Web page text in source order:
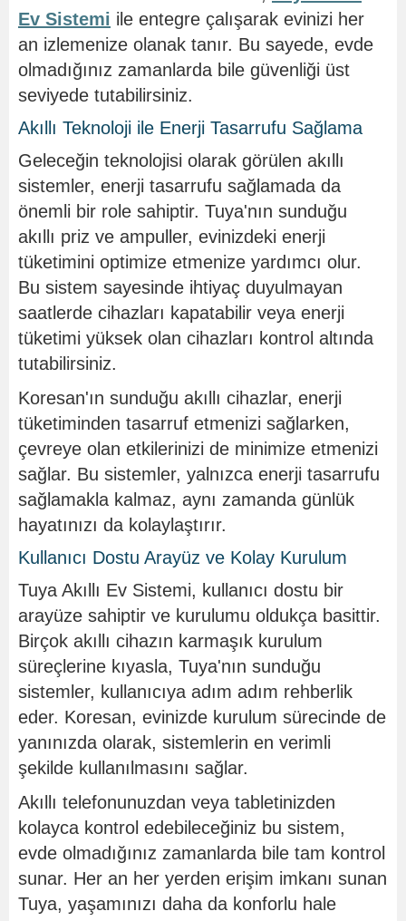
Ev Sistemi ile entegre çalışarak evinizi her
an izlemenize olanak tanır. Bu sayede, evde
olmadığınız zamanlarda bile güvenliği üst
seviyede tutabilirsiniz.
Akıllı Teknoloji ile Enerji Tasarrufu Sağlama
Geleceğin teknolojisi olarak görülen akıllı
sistemler, enerji tasarrufu sağlamada da
önemli bir role sahiptir. Tuya'nın sunduğu
akıllı priz ve ampuller, evinizdeki enerji
tüketimini optimize etmenize yardımcı olur.
Bu sistem sayesinde ihtiyaç duyulmayan
saatlerde cihazları kapatabilir veya enerji
tüketimi yüksek olan cihazları kontrol altında
tutabilirsiniz.
Koresan'ın sunduğu akıllı cihazlar, enerji
tüketiminden tasarruf etmenizi sağlarken,
çevreye olan etkilerinizi de minimize etmenizi
sağlar. Bu sistemler, yalnızca enerji tasarrufu
sağlamakla kalmaz, aynı zamanda günlük
hayatınızı da kolaylaştırır.
Kullanıcı Dostu Arayüz ve Kolay Kurulum
Tuya Akıllı Ev Sistemi, kullanıcı dostu bir
arayüze sahiptir ve kurulumu oldukça basittir.
Birçok akıllı cihazın karmaşık kurulum
süreçlerine kıyasla, Tuya'nın sunduğu
sistemler, kullanıcıya adım adım rehberlik
eder. Koresan, evinizde kurulum sürecinde de
yanınızda olarak, sistemlerin en verimli
şekilde kullanılmasını sağlar.
Akıllı telefonunuzdan veya tabletinizden
kolayca kontrol edebileceğiniz bu sistem,
evde olmadığınız zamanlarda bile tam kontrol
sunar. Her an her yerden erişim imkanı sunan
Tuya, yaşamınızı daha da konforlu hale